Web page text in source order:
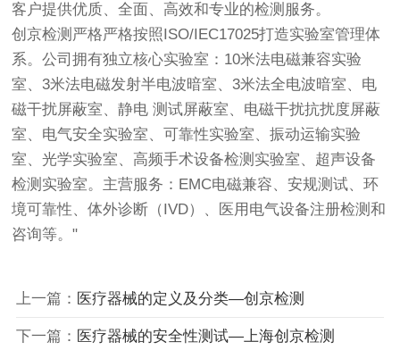
客户提供优质、全面、高效和专业的检测服务。
创京检测 严格严格按照ISO/IEC17025打造实验室管理体
系。公司拥有独立核心实验室：10米法电磁兼容实验
室、3米法电磁发射半电波暗室、3米法全电波暗室、电
磁干扰屏蔽室、静电 测试屏蔽室、电磁干扰抗扰度屏蔽
室、电气安全实验室、可靠性实验室、振动运输实验
室、光学实验室、高频手术设备检测实验室、超声设备
检测实验室。主营服务：EMC电磁兼容、安规测试、环
境可靠性、体外诊断（IVD）、医用电气设备注册检测和
咨询等。"
上一篇： 医疗器械的定义及分类—创京检测
下一篇： 医疗器械的安全性测试—上海创京检测